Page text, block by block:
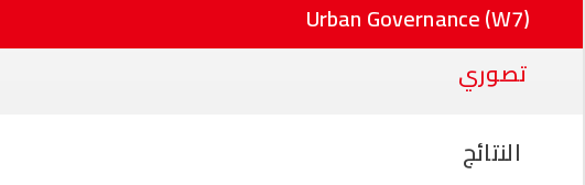
Urban Governance (W7)
تصوري
النتائج